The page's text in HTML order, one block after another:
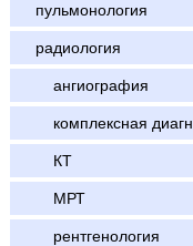
пульмонология
радиология
ангиография
комплексная диагн.
КТ
МРТ
рентгенология